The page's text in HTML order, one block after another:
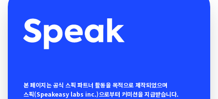
본 페이지는 공식 스픽 파트너 활동을 목적으로 제작되었으며
스픽(Speakeasy labs inc.)으로부터 커미션을 지급받습니다.